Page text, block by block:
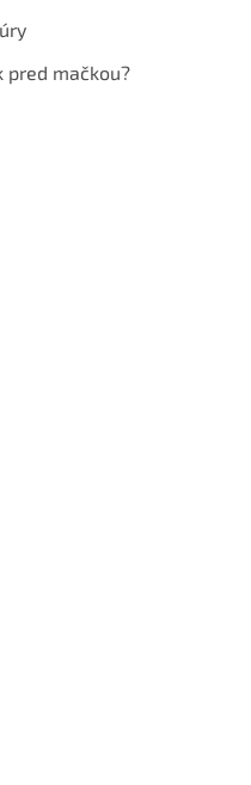
pred mačkou?